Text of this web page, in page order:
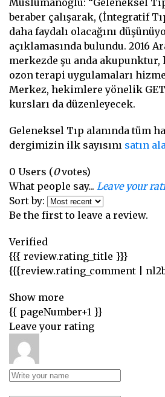
Müslümanoğlu: “Geleneksel
beraber çalışarak, (İntegratif
daha faydalı olacağını
açıklamasında bulundu. 2016
merkezde şu anda akupunktur,
ozon terapi uygulamaları
Merkez, hekimlere yönelik
kursları da düzenleyecek.
Geleneksel Tıp alanında tüm
dergimizin ilk sayısını satın
0 Users (0votes)
What people say... Leave your
Sort by:
Be the first to leave a review.
Verified
{{{ review.rating_title }}}
{{{review.rating_comment |
Show more
{{ pageNumber+1 }}
Leave your rating